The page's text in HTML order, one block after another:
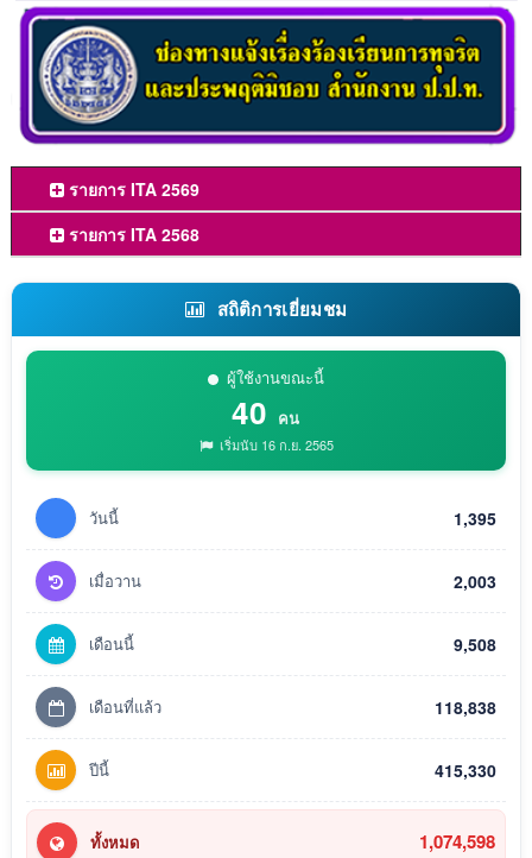
รายการ ITA 2569
รายการ ITA 2568
สถิติการเยี่ยมชม
ผู้ใช้งานขณะนี้
40 คน
เริ่มนับ 16 ก.ย. 2565
วันนี้ 1,395
เมื่อวาน 2,003
เดือนนี้ 9,508
เดือนที่แล้ว 118,838
ปีนี้ 415,330
ทั้งหมด 1,074,598